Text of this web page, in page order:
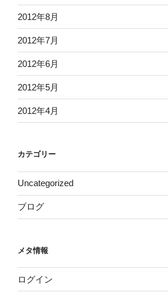
2012年8月
2012年7月
2012年6月
2012年5月
2012年4月
カテゴリー
Uncategorized
ブログ
メタ情報
ログイン